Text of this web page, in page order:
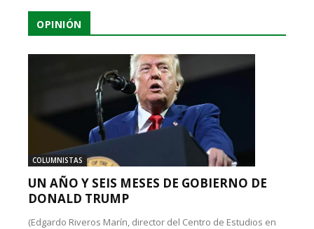
OPINIÓN
COLUMNISTAS
UN AÑO Y SEIS MESES DE GOBIERNO DE
DONALD TRUMP
(Edgardo Riveros Marín, director del Centro de Estudios en